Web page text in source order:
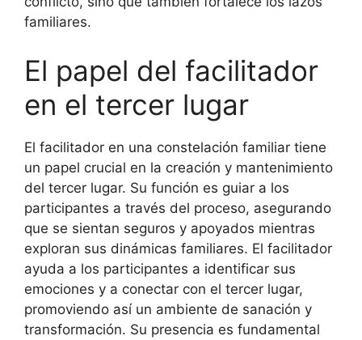
familiares.
El papel del facilitador
en el tercer lugar
El facilitador en una constelación familiar tiene
un papel crucial en la creación y mantenimiento
del tercer lugar. Su función es guiar a los
participantes a través del proceso, asegurando
que se sientan seguros y apoyados mientras
exploran sus dinámicas familiares. El facilitador
ayuda a los participantes a identificar sus
emociones y a conectar con el tercer lugar,
promoviendo así un ambiente de sanación y
transformación. Su presencia es fundamental